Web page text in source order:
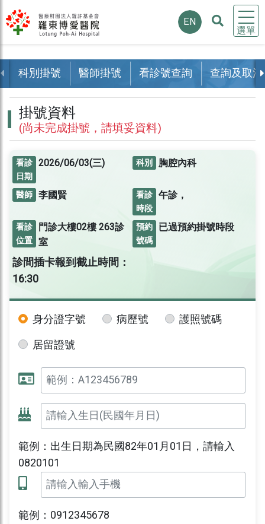
選單
EN
科別掛號 醫師掛號 看診號查詢 查詢及取消
掛號資料
(尚未完成掛號，請填妥資料)
看診
日期
2026/06/03(三) 科別 胸腔內科
醫師 李國賢
看診
時段
午診，
看診
位置
門診大樓02樓263診
室
預約
號碼
已過預約掛號時段
診間插卡報到截止時間：
16:30
身分證字號 病歷號
護照號碼
居留證號
範例：出生日期為民國82年01月01日，請輸入
0820101
範例：0912345678